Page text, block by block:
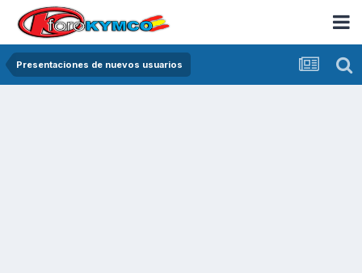
Presentaciones de nuevos usuarios